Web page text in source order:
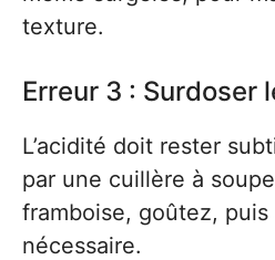
texture.
Erreur 3 : Surdoser
L’acidité doit rester
par une cuillère à
framboise, goûtez, puis
nécessaire.